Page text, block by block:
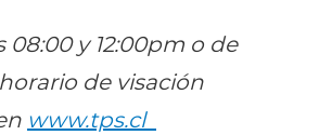
08:00 y 12:00pm o de
de visación
www.tps.cl